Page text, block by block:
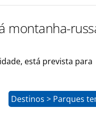
montanha-
está prevista para
Destinos > Parques